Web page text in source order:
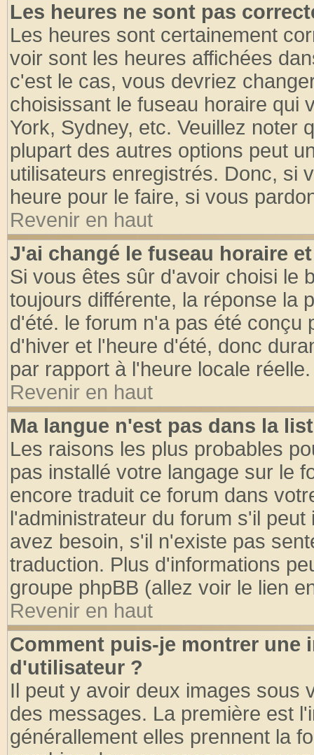
Les heures ne sont pas
Les heures sont certainement
voir sont les heures affichées
c'est le cas, vous devriez
choisissant le fuseau horaire qui
York, Sydney, etc. Veuillez noter
plupart des autres options peut
utilisateurs enregistrés. Donc, si
heure pour le faire, si vous
Revenir en haut
J'ai changé le fuseau horaire
Si vous êtes sûr d'avoir choisi le
toujours différente, la réponse la
d'été. le forum n'a pas été conçu
d'hiver et l'heure d'été, donc
par rapport à l'heure locale réelle.
Revenir en haut
Ma langue n'est pas dans la
Les raisons les plus probables
pas installé votre langage sur le
encore traduit ce forum dans
l'administrateur du forum s'il
avez besoin, s'il n'existe pas
traduction. Plus d'informations
groupe phpBB (allez voir le lien
Revenir en haut
Comment puis-je montrer une
d'utilisateur ?
Il peut y avoir deux images sous
des messages. La première est
générallement elles prennent la